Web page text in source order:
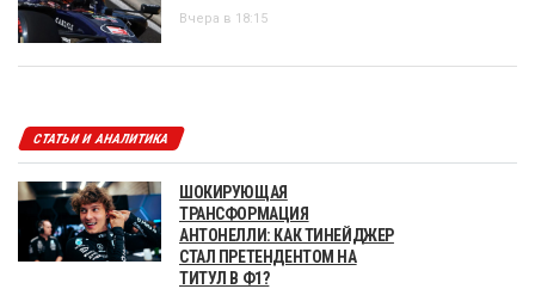
Вчера в 18:15
СТАТЬИ И АНАЛИТИКА
ШОКИРУЮЩАЯ
ТРАНСФОРМАЦИЯ
АНТОНЕЛЛИ: КАК ТИНЕЙДЖЕР
СТАЛ ПРЕТЕНДЕНТОМ НА
ТИТУЛ В Ф1?